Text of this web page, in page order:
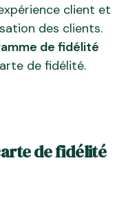
client et
des clients.
de fidélité
de fidélité.
de fidélité